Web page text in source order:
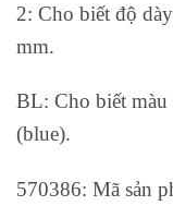
2: Cho biết độ
mm.
BL: Cho biết màu
(blue).
570386: Mã sản